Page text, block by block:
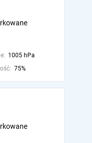
1005 hPa
75%